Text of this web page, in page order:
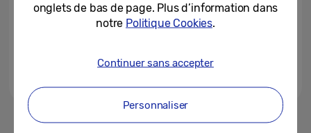
1
onglets de bas de page. Plus d’information dans
notre Politique Cookies.
Continuer sans accepter
Personnaliser